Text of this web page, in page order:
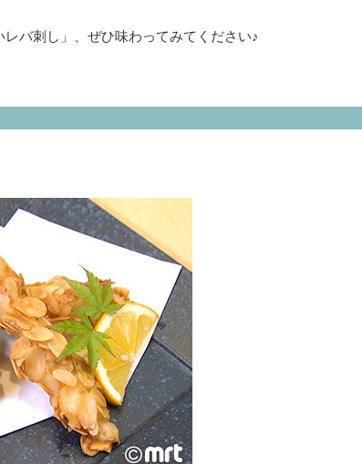
レバ刺し」、ぜひ味わってみてください♪